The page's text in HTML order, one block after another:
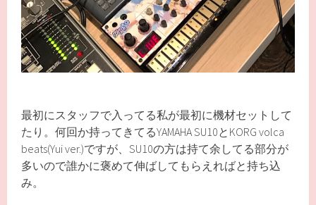
最初にスタッフで入ってる私が最初に機材セットして
たり。何回か持ってきてるYAMAHA SU10とKORG volca
beats(Yui ver.)ですが、SU10の方は持て余してる部分が
多いので誰かに褒めて伸ばしてもらえればと持ち込
み。